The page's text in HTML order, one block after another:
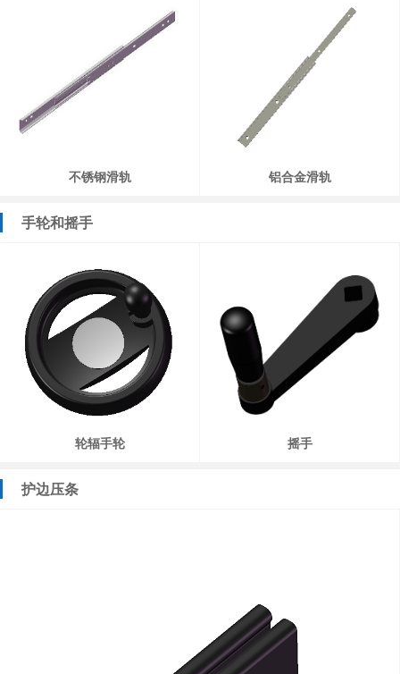
不锈钢滑轨 铝合金滑轨
手轮和摇手
轮辐手轮 摇手
护边压条